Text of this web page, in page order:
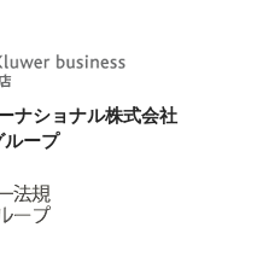
ナショナル株式会社
ループ